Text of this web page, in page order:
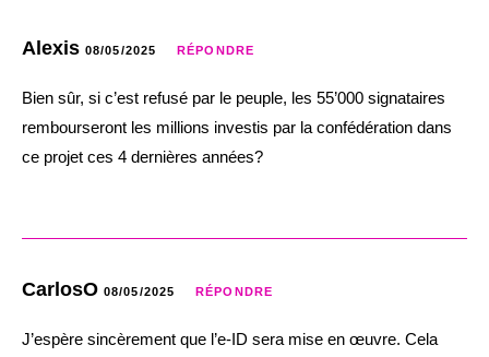
Alexis 08/05/2025 RÉPONDRE
Bien sûr, si c’est refusé par le peuple, les 55’000 signataires
rembourseront les millions investis par la confédération dans
ce projet ces 4 dernières années?
CarlosO 08/05/2025 RÉPONDRE
J’espère sincèrement que l’e-ID sera mise en œuvre. Cela